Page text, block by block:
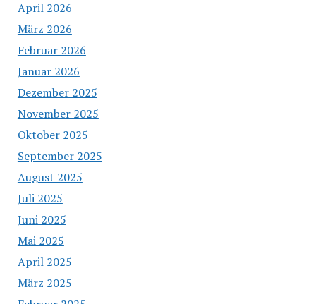
April 2026
März 2026
Februar 2026
Januar 2026
Dezember 2025
November 2025
Oktober 2025
September 2025
August 2025
Juli 2025
Juni 2025
Mai 2025
April 2025
März 2025